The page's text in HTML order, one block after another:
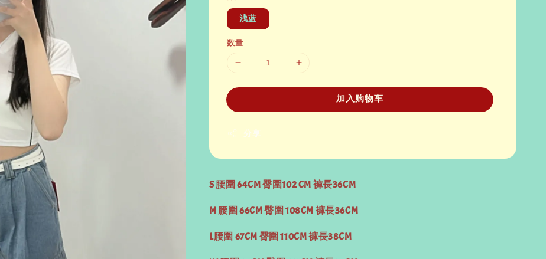
浅蓝
数量
加入购物车
分享
S 腰圍 64CM 臀圍102 CM 褲長36CM
M 腰圍 66CM 臀圍 108CM 褲長36CM
L腰圍 67CM 臀圍 110CM 褲長38CM